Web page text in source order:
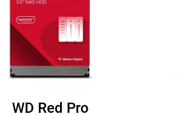
WD Red Pro